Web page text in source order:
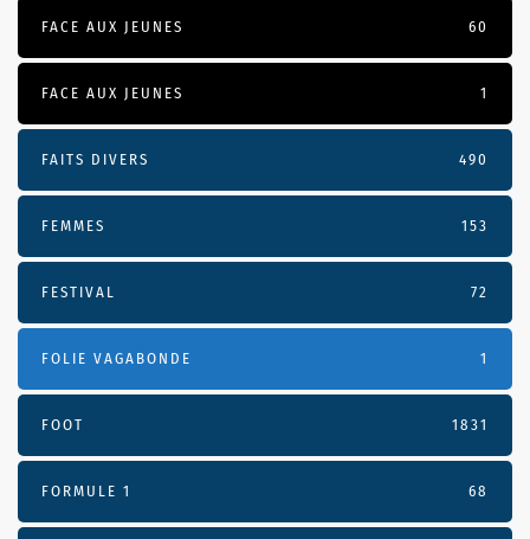
FACE AUX JEUNES 60
FACE AUX JEUNES 1
FAITS DIVERS 490
FEMMES 153
FESTIVAL 72
FOLIE VAGABONDE 1
FOOT 1831
FORMULE 1 68